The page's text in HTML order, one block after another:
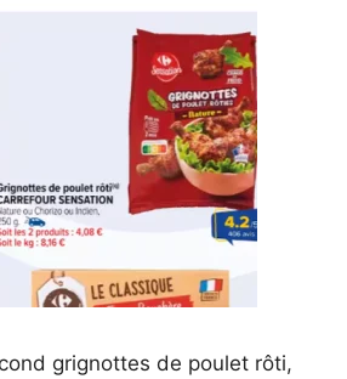
grignottes de poulet rôti,